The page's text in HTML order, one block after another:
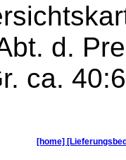
d.
ca.
[home]